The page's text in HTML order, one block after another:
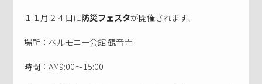
１１月２４日に防災フェスタが開催されます、
場所：ベルモニー会館 観音寺
時間：AM9:00～15:00